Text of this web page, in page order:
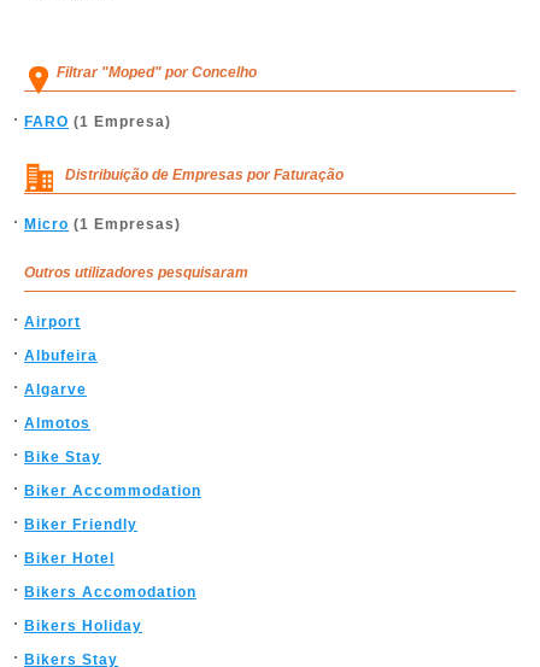
Filtrar "Moped" por Concelho
FARO (1 Empresa)
Distribuição de Empresas por Faturação
Micro (1 Empresas)
Outros utilizadores pesquisaram
Airport
Albufeira
Algarve
Almotos
Bike Stay
Biker Accommodation
Biker Friendly
Biker Hotel
Bikers Accomodation
Bikers Holiday
Bikers Stay